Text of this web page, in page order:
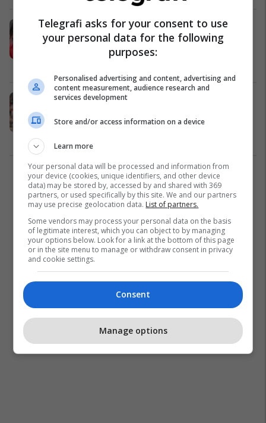
Sensacioni 16-vjeçar i Liverpoolit la
në bankinë Chiesan dhe mahnitë të
gjithë me driblimet e tij
Tifozët e Liverpoolit mendojnë se
ri' - çfarë shpejtësie
1
Telegrafi asks for your consent to use
your personal data for the following
purposes:
Personalised advertising and content, advertising and
content measurement, audience research and
services development
Store and/or access information on a device
Learn more
Your personal data will be processed and information from
your device (cookies, unique identifiers, and other device
data) may be stored by, accessed by and shared with 369
partners, or used specifically by this site. We and our partners
may use precise geolocation data. List of partners.
Some vendors may process your personal data on the basis
of legitimate interest, which you can object to by managing
your options below. Look for a link at the bottom of this page
or in the site menu to manage or withdraw consent in privacy
and cookie settings.
Consent
Manage options